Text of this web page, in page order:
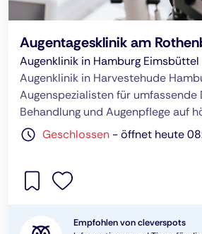
Augentagesklinik am
Augenklinik in Hamburg Eimsbüttel
Augenklinik in Harvestehude
Augenspezialisten für umfassende
Behandlung und Augenpflege auf
Geschlossen -öffnet heute
Empfohlen von cleverspots